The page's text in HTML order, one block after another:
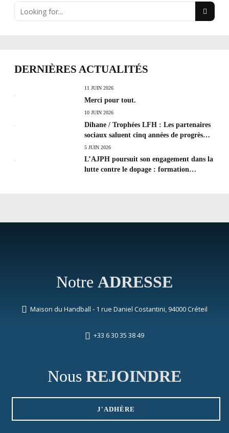
DERNIÈRES ACTUALITÉS
11 JUIN 2026
Merci pour tout.
10 JUIN 2026
Dihane / Trophées LFH : Les partenaires
sociaux saluent cinq années de progrès
social et les efforts à poursuivre !
5 JUIN 2026
L’AJPH poursuit son engagement dans la
lutte contre le dopage : formation
Notre ADRESSE
Maison du Handball - 1 rue Daniel Costantini, 94000 Créteil
+33 6 30 35 38 49
Nous REJOINDRE
J'ADHÈRE